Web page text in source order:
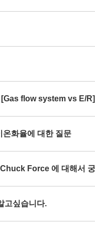
[Gas flow system vs E/R]
온화율에 대한 질문
Force 에 대해서
고싶습니다.